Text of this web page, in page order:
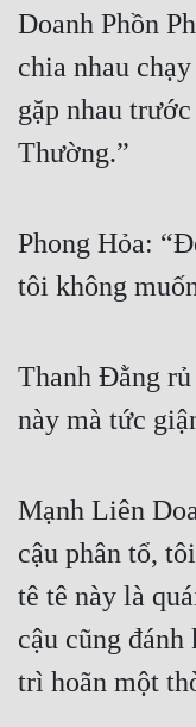
Kỳ Huyễn
Kỳ Ảo
Linh Dị
Làm Giàu
Mưu Mô
Mạt Thế
Ngôn Tình
Ngược
Phong Thủy - Tâm Linh
Phương Tây
Phản Phái
Doanh Phồn
chia nhau
gặp nhau
Thường.”
Phong Hỏa:
tôi không
Thanh Đằng
này mà tức
Mạnh Liên
cậu phân tổ,
tê tê này là
cậu cũng
trì hoãn một